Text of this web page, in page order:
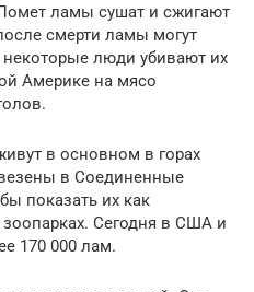
ламы сушат и сжигают
смерти ламы могут
люди убивают их
Америке на мясо
в основном в горах
в Соединенные
показать их как
Сегодня в США и
170 000 лам.